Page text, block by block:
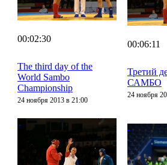
00:02:30
The third day of the
World Sambo
Championship
24 ноября 2013 в 21:00
00:06:11
Третий
САМБО
24 ноября